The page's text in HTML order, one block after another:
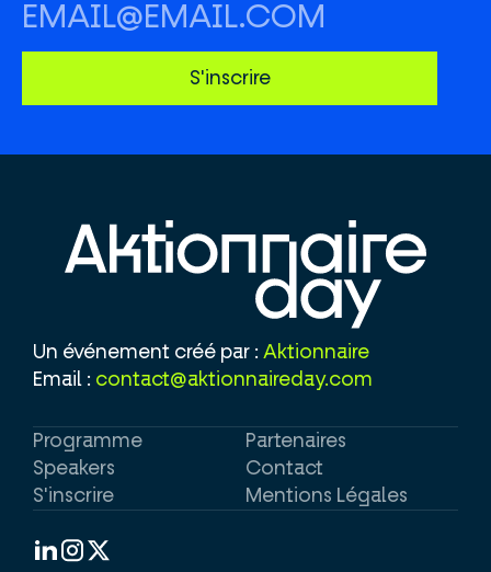
Un événement créé par : Aktionnaire
Email : contact@aktionnaireday.com
Programme
Speakers
S'inscrire
Partenaires
Contact
Mentions Légales